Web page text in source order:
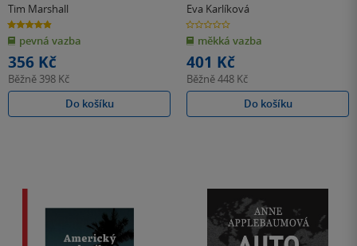
Tim Marshall
4.9
z
5
hvězdiček
pevná vazba
356 Kč
Běžně 398 Kč
Do košíku
Eva Karlíková
0.0
z
5
hvězdiček
měkká vazba
401 Kč
Běžně448 Kč
Do košíku